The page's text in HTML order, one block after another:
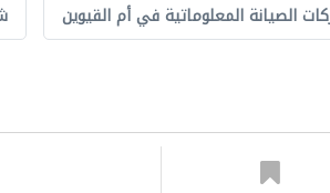
الصيانة المعلوماتية في أم القيوين